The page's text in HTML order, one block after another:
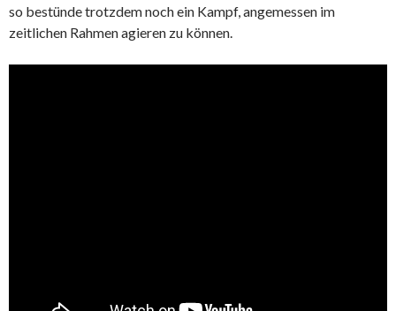
so bestünde trotzdem noch ein Kampf, angemessen im
zeitlichen Rahmen agieren zu können.